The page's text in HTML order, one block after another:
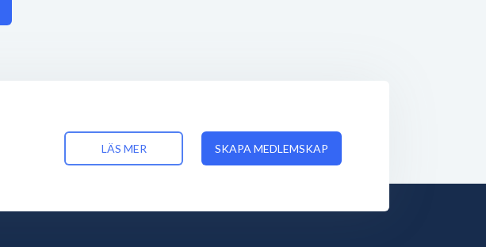
LÄS MER SKAPA MEDLEMSKAP